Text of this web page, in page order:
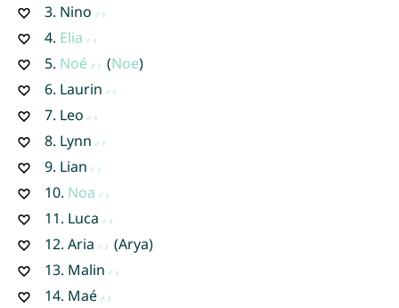
3. Nino
4. Elia
5. Noé (Noe)
6. Laurin
7. Leo
8. Lynn
9. Lian
10. Noa
11. Luca
12. Aria
(Arya)
13. Malin
14. Maé